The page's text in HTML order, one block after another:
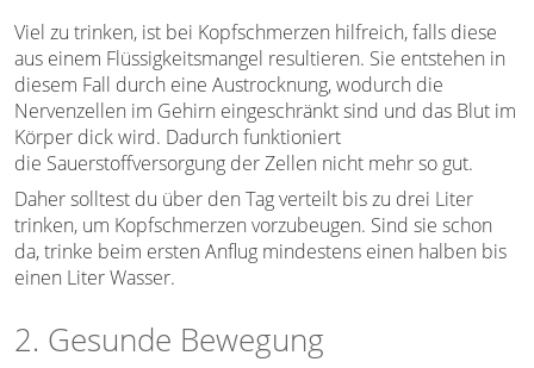
Viel zu trinken, ist bei Kopfschmerzen hilfreich, falls diese
aus einem Flüssigkeitsmangel resultieren. Sie entstehen in
diesem Fall durch eine Austrocknung, wodurch die
Nervenzellen im Gehirn eingeschränkt sind und das Blut im
Körper dick wird. Dadurch funktioniert
die Sauerstoffversorgung der Zellen nicht mehr so gut.
Daher solltest du über den Tag verteilt bis zu drei Liter
trinken, um Kopfschmerzen vorzubeugen. Sind sie schon
da, trinke beim ersten Anflug mindestens einen halben bis
einen Liter Wasser.
2. Gesunde Bewegung